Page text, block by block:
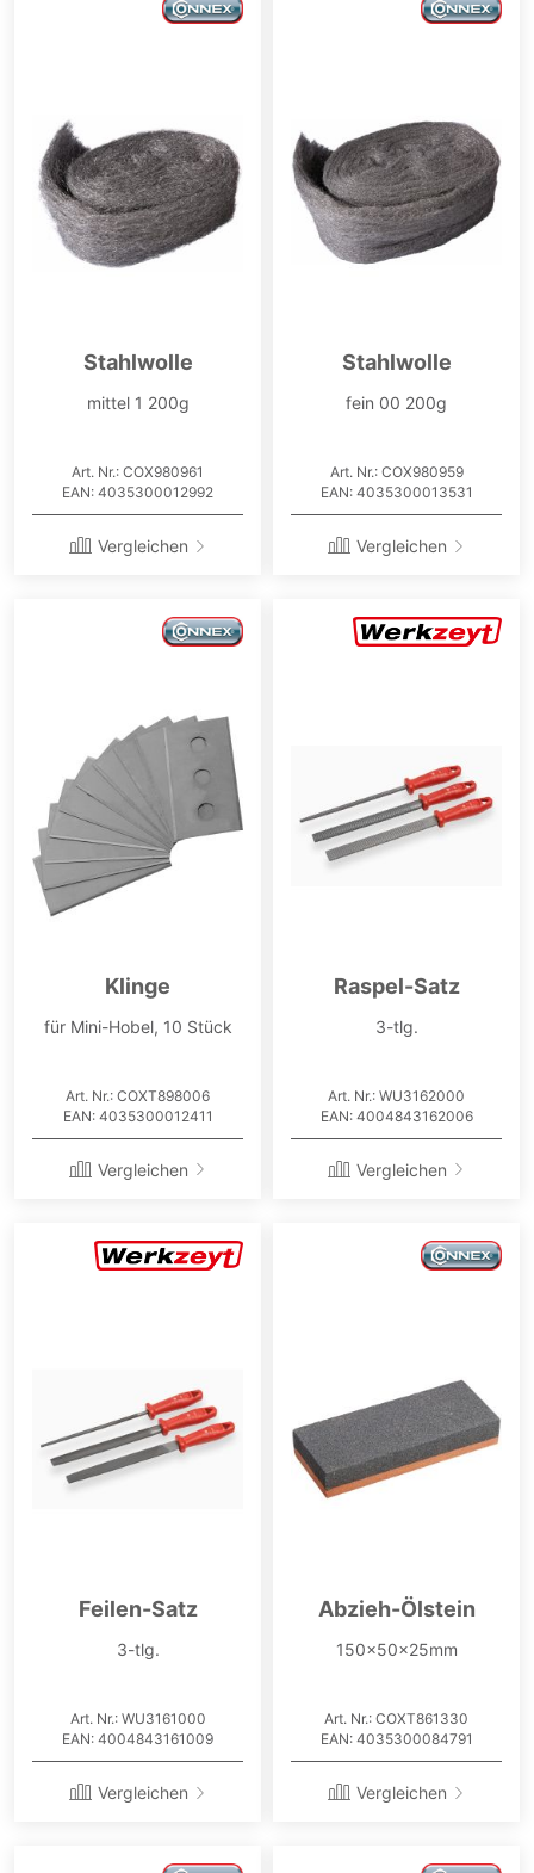
Stahlwolle
mittel 1 200g
Art. Nr.: COX980961
EAN: 4035300012992
Vergleichen
Stahlwolle
fein 00 200g
Art. Nr.: COX980959
EAN: 4035300013531
Vergleichen
Klinge
für Mini-Hobel, 10 Stück
Art. Nr.: COXT898006
EAN: 4035300012411
Vergleichen
Raspel-Satz
3-tlg.
Art. Nr.: WU3162000
EAN: 4004843162006
Vergleichen
Feilen-Satz
3-tlg.
Art. Nr.: WU3161000
EAN: 4004843161009
Vergleichen
Abzieh-Ölstein
150x50x25mm
Art. Nr.: COXT861330
EAN: 4035300084791
Vergleichen